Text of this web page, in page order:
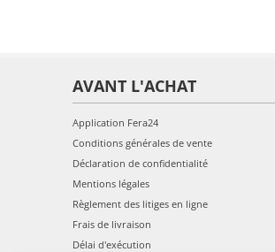
AVANT L'ACHAT
Application Fera24
Conditions générales de vente
Déclaration de confidentialité
Mentions légales
Règlement des litiges en ligne
Frais de livraison
Délai d'exécution